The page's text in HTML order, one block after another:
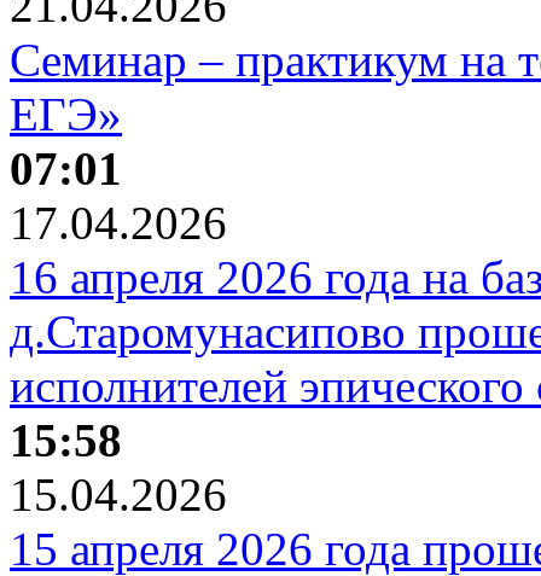
Семинар – практикум на
ЕГЭ»
07:01
17.04.2026
16 апреля 2026 года на
д.Старомунасипово
исполнителей
15:58
15.04.2026
15 апреля 2026 года